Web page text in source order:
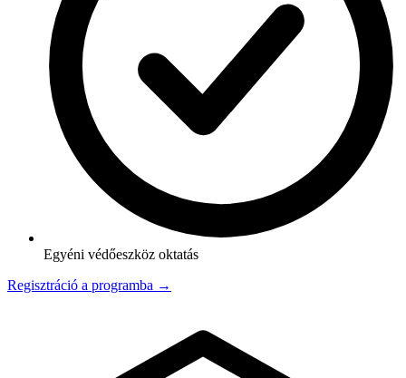
Egyéni védőeszköz oktatás
Regisztráció a programba →